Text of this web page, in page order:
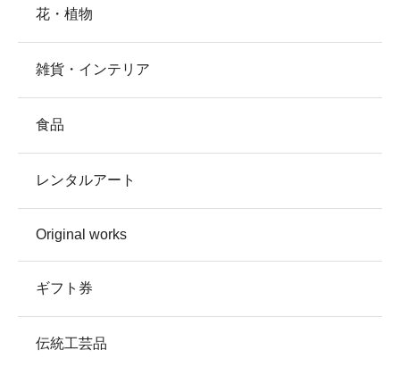
花・植物
雑貨・インテリア
食品
レンタルアート
Original works
ギフト券
伝統工芸品